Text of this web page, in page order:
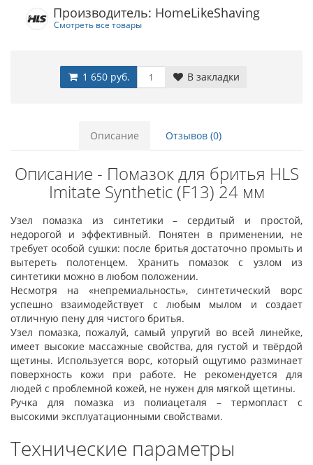
Производитель: HomeLikeShaving
Смотреть все товары
1 650 руб. В закладки
Описание Отзывов (0)
Описание - Помазок для бритья HLS
Imitate Synthetic (F13) 24 мм
Узел помазка из синтетики – сердитый и простой,
недорогой и эффективный. Понятен в применении, не
требует особой сушки: после бритья достаточно промыть и
вытереть полотенцем. Хранить помазок с узлом из
синтетики можно в любом положении.
Несмотря на «непремиальность», синтетический ворс
успешно взаимодействует с любым мылом и создает
отличную пену для чистого бритья.
Узел помазка, пожалуй, самый упругий во всей линейке,
имеет высокие массажные свойства, для густой и твёрдой
щетины. Используется ворс, который ощутимо разминает
поверхность кожи при работе. Не рекомендуется для
людей с проблемной кожей, не нужен для мягкой щетины.
Ручка для помазка из полиацеталя – термопласт с
высокими эксплуатационными свойствами.
Технические параметры